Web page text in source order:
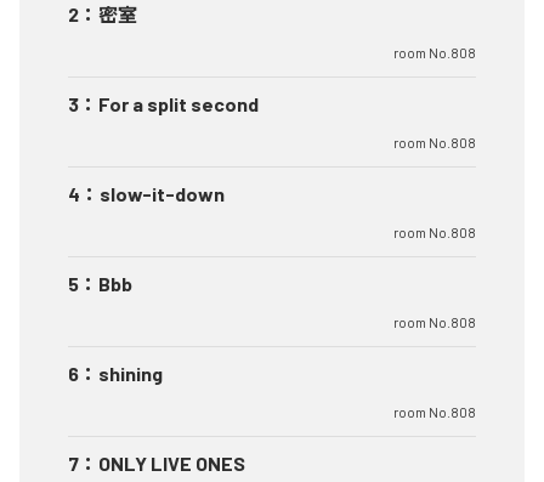
2 ： 密室
room No.808
3 ： For a split second
room No.808
4 ： slow-it-down
room No.808
5 ： Bbb
room No.808
6 ： shining
room No.808
7 ： ONLY LIVE ONES